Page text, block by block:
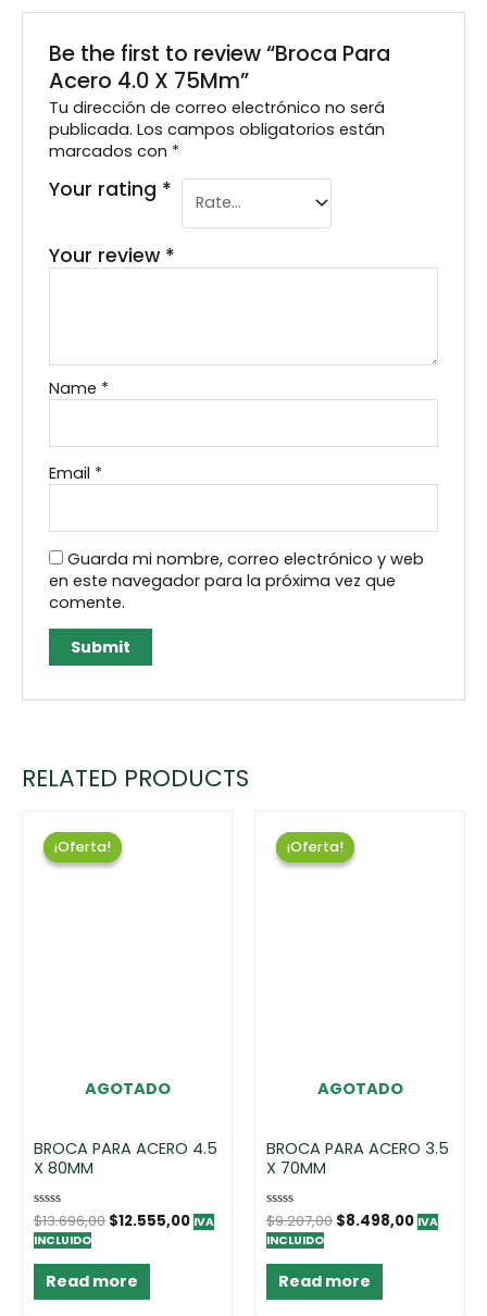
Be the first to review “Broca Para
Acero 4.0 X 75Mm”
Tu dirección de correo electrónico no será
publicada. Los campos obligatorios están
marcados con *
Your rating *
Your review *
Name *
Email *
Guarda mi nombre, correo electrónico y web
en este navegador para la próxima vez que
comente.
RELATED PRODUCTS
¡Oferta!
AGOTADO
¡Oferta!
BROCA PARA ACERO 4.5
X 80MM
Rated
0
out
$13.696,00 $12.555,00 IVA
INCLUIDO
Read more
¡Oferta!
AGOTADO
¡Oferta!
BROCA PARA ACERO 3.5
X 70MM
Rated
0
out
$9.207,00 $8.498,00 IVA
INCLUIDO
Read more